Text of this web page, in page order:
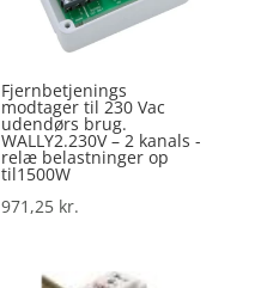
Fjernbetjenings
modtager til 230 Vac
udendørs brug.
WALLY2.230V – 2 kanals -
relæ belastninger op
til1500W
971,25 kr.